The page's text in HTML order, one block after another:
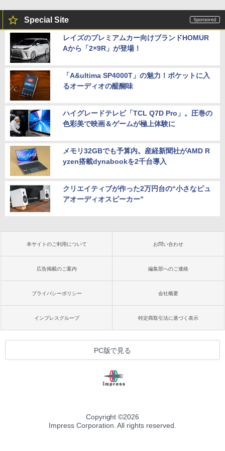
Special Site
レイズのプレミアムカー向けブランドHOMUR
Aから「2×9R」が登場！
「A&ultima SP4000T」の魅力！ポケットに入
るオーディオの醍醐味
ハイグレードテレビ「TCL Q7D Pro」。圧巻の
色彩美で映画＆ゲームが極上体験に
メモリ32GBでも予算内。産経新聞社がAMD R
yzen搭載dynabookを2千台導入
クリエイティブが作った2万円台の“小さなピュ
アオーディオスピーカー”
本サイトのご利用について お問い合わせ
広告掲載のご案内 編集部へのご連絡
プライバシーポリシー 会社概要
インプレスグループ 特定商取引法に基づく表示
PC版で見る
Copyright ©2026
Impress Corporation. All rights reserved.